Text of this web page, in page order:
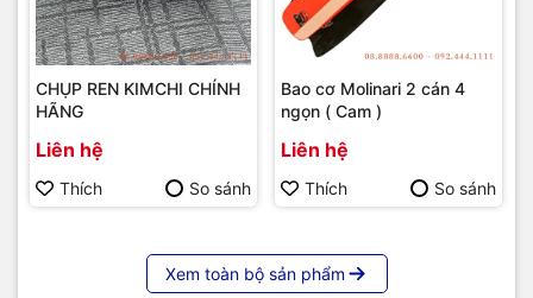
CHỤP REN KIMCHI CHÍNH
HÃNG
Liên hệ
Thích So sánh
Bao cơ Molinari 2 cán 4
ngọn ( Cam )
Liên hệ
Thích So sánh
Xem toàn bộ sản phẩm